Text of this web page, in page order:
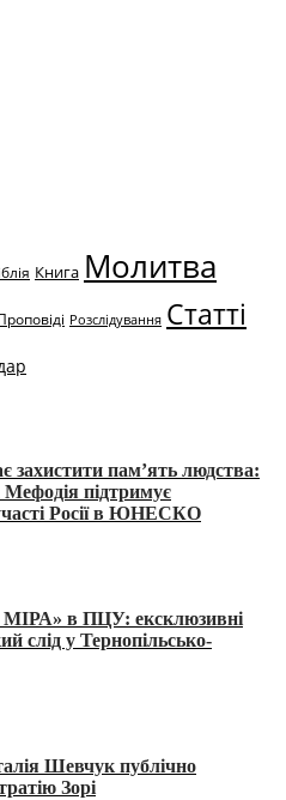
Книга Молитва
Розслідування Статті
захистити пам’ять людства:
підтримує
Росії в ЮНЕСКО
в ПЦУ: ексклюзивні
слід у Тернопільсько-
Шевчук публічно
Зорі